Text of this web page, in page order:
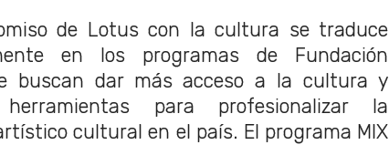
de Lotus con la cultura se traduce
en los programas de Fundación
buscan dar más acceso a la cultura y
para profesionalizar la
cultural en el país. El programa MIX